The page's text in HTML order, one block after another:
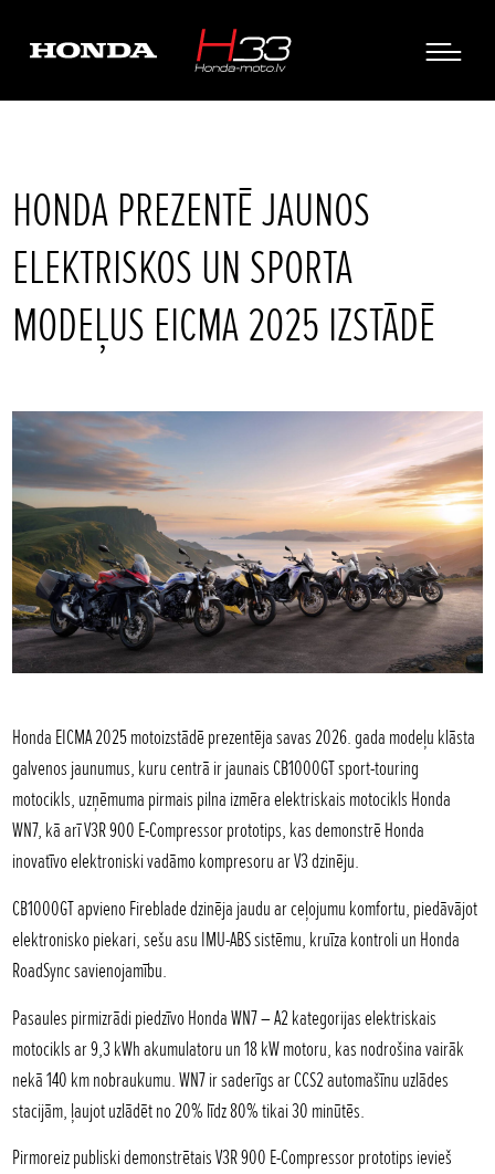
HONDA PREZENTĒ JAUNOS
ELEKTRISKOS UN SPORTA
MODEĻUS EICMA 2025 IZSTĀDĒ
Honda EICMA 2025 motoizstādē prezentēja savas 2026. gada modeļu klāsta
galvenos jaunumus, kuru centrā ir jaunais CB1000GT sport-touring
motocikls, uzņēmuma pirmais pilna izmēra elektriskais motocikls Honda
WN7, kā arī V3R 900 E-Compressor prototips, kas demonstrē Honda
inovatīvo elektroniski vadāmo kompresoru ar V3 dzinēju.
CB1000GT apvieno Fireblade dzinēja jaudu ar ceļojumu komfortu, piedāvājot
elektronisko piekari, sešu asu IMU-ABS sistēmu, kruīza kontroli un Honda
RoadSync savienojamību.
Pasaules pirmizrādi piedzīvo Honda WN7 – A2 kategorijas elektriskais
motocikls ar 9,3 kWh akumulatoru un 18 kW motoru, kas nodrošina vairāk
nekā 140 km nobraukumu. WN7 ir saderīgs ar CCS2 automašīnu uzlādes
stacijām, ļaujot uzlādēt no 20% līdz 80% tikai 30 minūtēs.
Pirmoreiz publiski demonstrētais V3R 900 E-Compressor prototips ievieš